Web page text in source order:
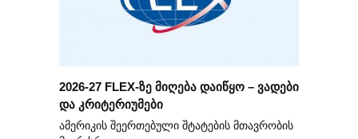
2026-27 FLEX-ზე მიღება დაიწყო – ვადები
და კრიტერიუმები
ამერიკის შეერთებული შტატების მთავრობის